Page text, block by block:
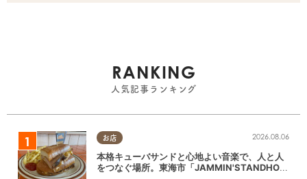
RANKING
人気記事ランキング
お店 2026.08.06
本格キューバサンドと心地よい音楽で、人と人
をつなぐ場所。東海市「JAMMIN'STANDHOU